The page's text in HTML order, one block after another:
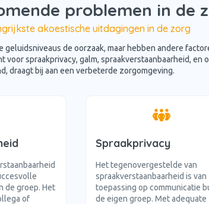
problemen in de
akoestische uitdagingen in de zorg
geluidsniveaus de oorzaak, maar hebben andere
voor spraakprivacy, galm, spraakverstaanbaarheid, en
draagt bij aan een verbeterde zorgomgeving.
de groep. Het
of
Spraakprivacy
Het tegenovergestelde van
spraakverstaanbaarheid is van
toepassing op communicatie
de eigen groep. Met adequate